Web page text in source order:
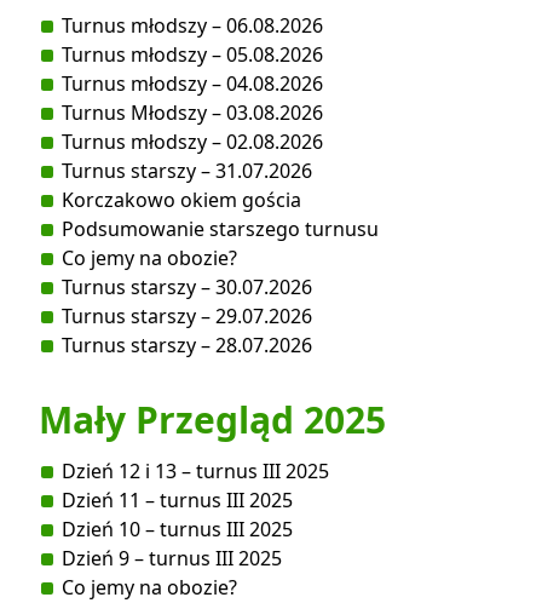
Turnus młodszy – 06.08.2026
Turnus młodszy – 05.08.2026
Turnus młodszy – 04.08.2026
Turnus Młodszy – 03.08.2026
Turnus młodszy – 02.08.2026
Turnus starszy – 31.07.2026
Korczakowo okiem gościa
Podsumowanie starszego turnusu
Co jemy na obozie?
Turnus starszy – 30.07.2026
Turnus starszy – 29.07.2026
Turnus starszy – 28.07.2026
Mały Przegląd 2025
Dzień 12 i 13 – turnus III 2025
Dzień 11 – turnus III 2025
Dzień 10 – turnus III 2025
Dzień 9 – turnus III 2025
Co jemy na obozie?